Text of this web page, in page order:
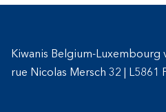
Kiwanis Belgium-Luxembourg
rue Nicolas Mersch 32
L5861